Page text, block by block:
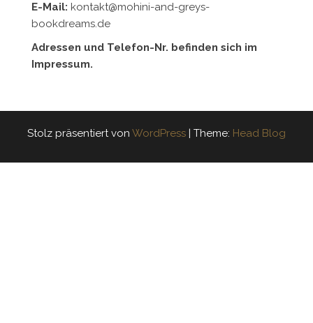
E-Mail: kontakt@mohini-and-greys-
bookdreams.de
Adressen und Telefon-Nr. befinden sich im
Impressum.
Stolz präsentiert von WordPress | Theme: Head Blog